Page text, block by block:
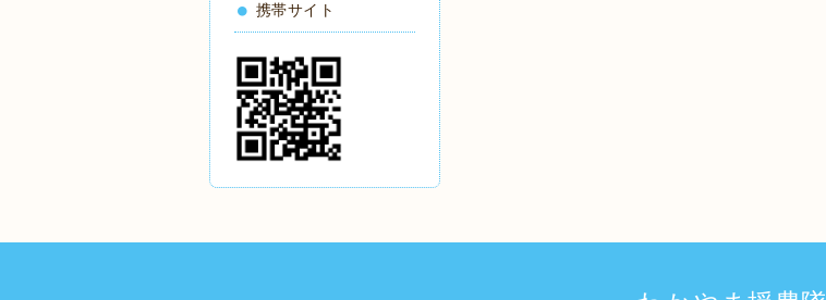
携帯サイト